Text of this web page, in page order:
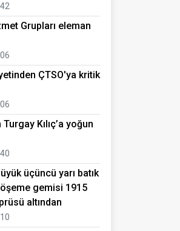
Grupları eleman
ÇTSO'ya kritik
Kılıç’a yoğun
üçüncü yarı batık
gemisi 1915
altından